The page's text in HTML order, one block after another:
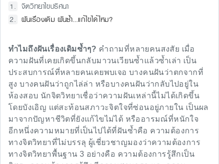
จิตวิทยาไขปริศนา
ฝันเรื่องเดิม ฝันซ้ำ…แก้ไขได้ไหม?
ทำไมถึงฝันเรื่องเดิมซ้ำๆ? คำถามที่หลายคนสงสัย เมื่อ
ความฝันที่เคยเกิดขึ้นกลับมาวนเวียนซ้ำแล้วซ้ำเล่า เป็น
ประสบการณ์ที่หลายคนเคยพบเจอ บางคนฝันว่าตกจากที่
สูง บางคนฝันว่าถูกไล่ล่า หรือบางคนฝันว่ากลับไปอยู่ใน
ห้องสอบ นักจิตวิทยาเชื่อว่าความฝันเหล่านี้ไม่ได้เกิดขึ้น
โดยบังเอิญ แต่สะท้อนสภาวะจิตใจที่ซ่อนอยู่ภายใน เป็นผล
มาจากปัญหาชีวิตที่ยังแก้ไขไม่ได้ หรืออารมณ์ที่หนักใจ
อีกหนึ่งความหมายที่เป็นไปได้ที่ฝันซ้ำคือ ความต้องการ
ทางจิตวิทยาที่ไม่บรรลุ ผู้เชี่ยวชาญมองว่าความต้องการ
ทางจิตวิทยาพื้นฐาน 3 อย่างคือ ความต้องการรู้สึกเป็น